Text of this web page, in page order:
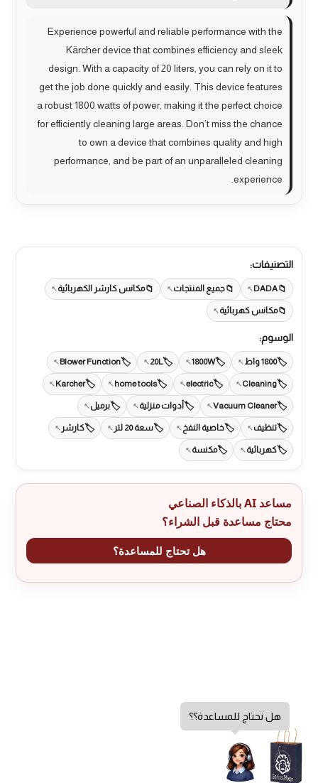
Experience powerful and reliable performance with the
Kärcher device that combines efficiency and sleek
design. With a capacity of 20 liters, you can rely on it to
get the job done quickly and easily. This device features
a robust 1800 watts of power, making it the perfect choice
for efficiently cleaning large areas. Don’t miss the chance
to own a device that combines quality and high
performance, and be part of an unparalleled cleaning
experience.
التصنيفات:
DADA جميع المنتجات مكانس كارشر الكهربائية
مكانس كهربائية
الوسوم:
1800 واط 1800W
20L
Blower Function
Cleaning
electric
home tools
Karcher
Vacuum Cleaner أدوات منزلية برميل
تنظيف خاصية النفخ سعة 20 لتر كارشر
كهربائية مكنسة
مساعد AI بالذكاء الصناعي
محتاج مساعدة قبل الشراء؟
هل تحتاج للمساعدة؟
هل تحتاج للمساعدة؟؟